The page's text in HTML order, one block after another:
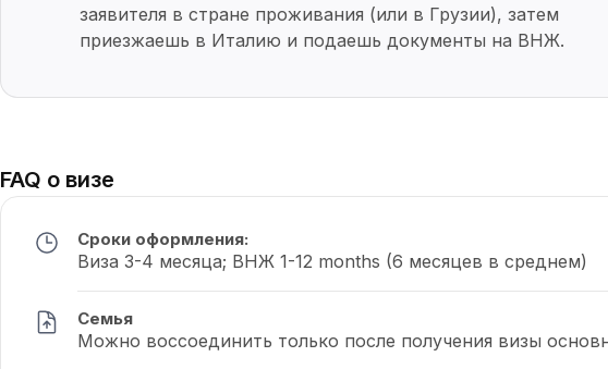
заявителя в стране проживания (или в Грузии), затем
приезжаешь в Италию и подаешь документы на ВНЖ.
FAQ о визе
Сроки оформления:
Виза 3-4 месяца; ВНЖ 1-12 months (6 месяцев в среднем)
Семья
Можно воссоединить только после получения визы